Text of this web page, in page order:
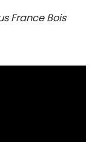
France Bois